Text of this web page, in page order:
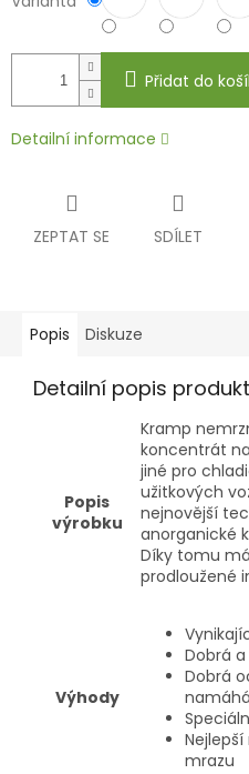
Přidat do
Detailní informace
ZEPTAT SE SDÍLET
Popis Diskuze
Detailní popis
Popis
výrobku
Kramp
koncentrát
jiné pro
užitkových
nejnovější
anorganické
Díky tomu
prodloužené
Výhody
Dobrá
Dobrá
mrazu